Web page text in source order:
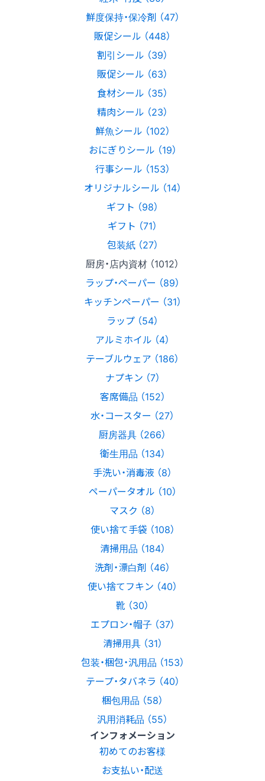
鮮度保持・保冷剤 （47）
販促シール （448）
割引シール （39）
販促シール （63）
食材シール （35）
精肉シール （23）
鮮魚シール （102）
おにぎりシール （19）
行事シール （153）
オリジナルシール （14）
ギフト （98）
ギフト （71）
包装紙 （27）
厨房・店内資材 （1012）
ラップ・ペーパー （89）
キッチンペーパー （31）
ラップ （54）
アルミホイル （4）
テーブルウェア （186）
ナプキン （7）
客席備品 （152）
水・コースター （27）
厨房器具 （266）
衛生用品 （134）
手洗い・消毒液 （8）
ペーパータオル （10）
マスク （8）
使い捨て手袋 （108）
清掃用品 （184）
洗剤・漂白剤 （46）
使い捨てフキン （40）
靴 （30）
エプロン・帽子 （37）
清掃用具 （31）
包装・梱包・汎用品 （153）
テープ・タバネラ （40）
梱包用品 （58）
汎用消耗品 （55）
インフォメーション
初めてのお客様
お支払い・配送